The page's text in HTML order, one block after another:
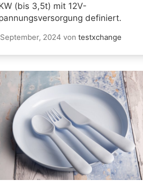
(bis 3,5t) mit 12V-
definiert.
September, 2024 von testxchange